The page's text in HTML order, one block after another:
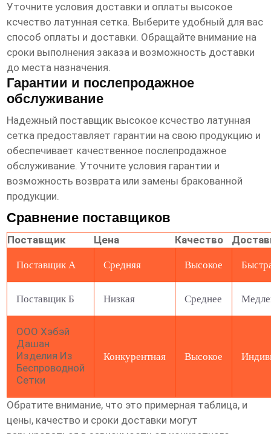
Уточните условия доставки и оплаты высокое
ксчество латунная сетка. Выберите удобный для вас
способ оплаты и доставки. Обращайте внимание на
сроки выполнения заказа и возможность доставки
до места назначения.
Гарантии и послепродажное
обслуживание
Надежный поставщик высокое ксчество латунная
сетка предоставляет гарантии на свою продукцию и
обеспечивает качественное послепродажное
обслуживание. Уточните условия гарантии и
возможность возврата или замены бракованной
продукции.
Сравнение поставщиков
Поставщик Цена Качество
Поставщик А Средняя Высокое
Поставщик Б Низкая Среднее
ООО Хэбэй
Дашан
Изделия Из
Беспроводной
Сетки
Конкурентная Высокое
Обратите внимание, что это примерная таблица, и
цены, качество и сроки доставки могут